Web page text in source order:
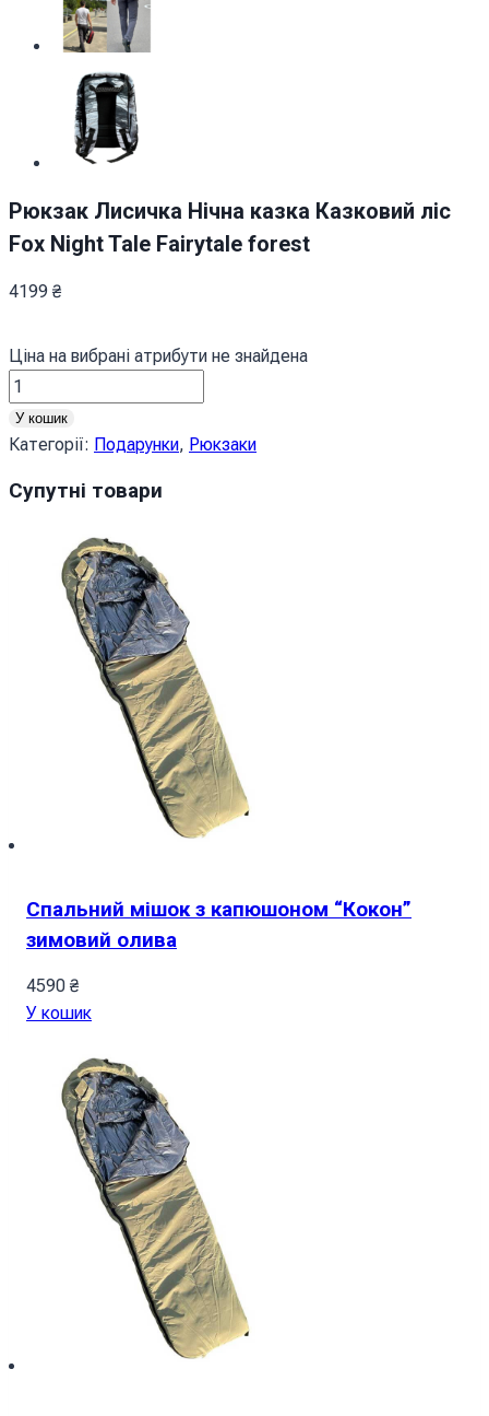
Рюкзак Лисичка Нічна казка Казковий ліс
Fox Night Tale Fairytale forest
4199 ₴
Ціна на вибрані атрибути не знайдена
Рюкзак
Лисичка
Нічна
Казковий
У кошик
Категорії: Подарунки, Рюкзаки
Супутні товари
Спальний мішок з капюшоном “Кокон”
зимовий олива
4590 ₴
У кошик